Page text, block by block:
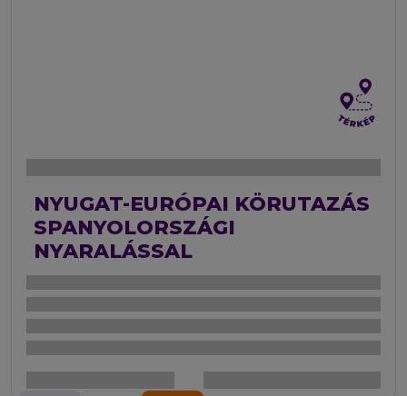
NYUGAT-EURÓPAI KÖRUTAZÁS
SPANYOLORSZÁGI
NYARALÁSSAL